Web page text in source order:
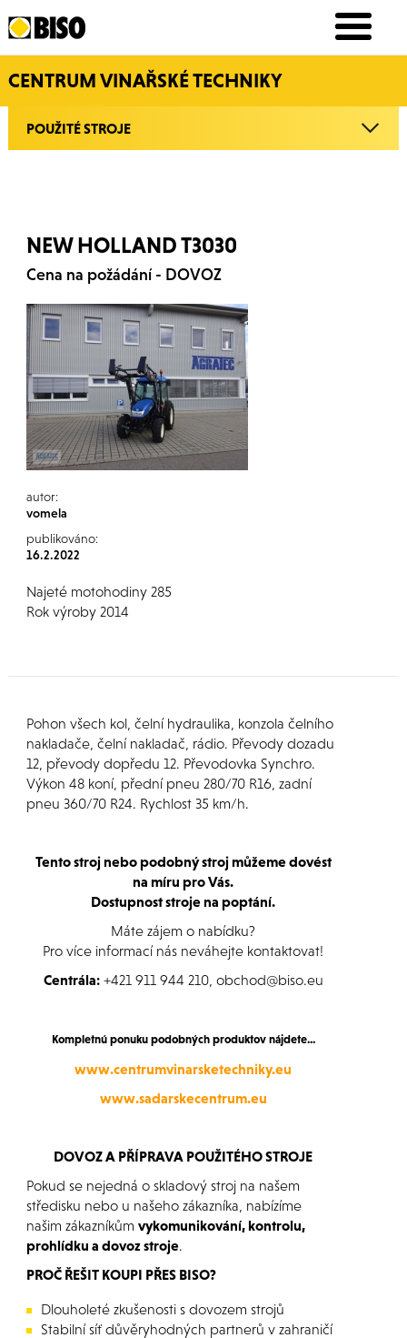
CENTRUM VINAŘSKÉ TECHNIKY
POUŽITÉ STROJE
NEW HOLLAND T3030
Cena na požádání - DOVOZ
autor:
vomela
publikováno:
16.2.2022
Najeté motohodiny 285
Rok výroby 2014
Pohon všech kol, čelní hydraulika, konzola čelního
nakladače, čelní nakladač, rádio. Převody dozadu
12, převody dopředu 12. Převodovka Synchro.
Výkon 48 koní, přední pneu 280/70 R16, zadní
pneu 360/70 R24. Rychlost 35 km/h.
Tento stroj nebo podobný stroj můžeme dovést
na míru pro Vás.
Dostupnost stroje na poptání.
Máte zájem o nabídku?
Pro více informací nás neváhejte kontaktovat!
Centrála:+421 911 944 210, obchod@biso.eu
Kompletnú ponuku podobných produktov nájdete...
www.centrumvinarsketechniky.eu
www.sadarskecentrum.eu
DOVOZ A PŘÍPRAVA POUŽITÉHO STROJE
Pokud se nejedná o skladový stroj na našem
středisku nebo u našeho zákazníka, nabízíme
našim zákazníkům vykomunikování, kontrolu,
prohlídku a dovoz stroje.
PROČ ŘEŠIT KOUPI PŘES BISO?
Dlouholeté zkušenosti s dovozem strojů
Stabilní síť důvěryhodných partnerů v zahraničí